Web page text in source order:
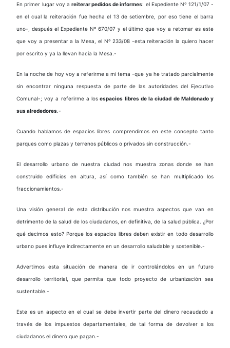
En primer lugar voy a reiterar pedidos de informes: el Expediente Nº 121/1/07 -
en el cual la reiteración fue hecha el 13 de setiembre, por eso tiene el barra
uno-, después el Expediente Nº 670/07 y el último que voy a retomar es este
que voy a presentar a la Mesa, el Nº 233/08 -esta reiteración la quiero hacer
por escrito y ya la llevan hacia la Mesa.-
En la noche de hoy voy a referirme a mi tema -que ya he tratado parcialmente
sin encontrar ninguna respuesta de parte de las autoridades del Ejecutivo
Comunal-; voy a referirme a los espacios libres de la ciudad de Maldonado y
sus alrededores.-
Cuando hablamos de espacios libres comprendimos en este concepto tanto
parques como plazas y terrenos públicos o privados sin construcción.-
El desarrollo urbano de nuestra ciudad nos muestra zonas donde se han
construido edificios en altura, así como también se han multiplicado los
fraccionamientos.-
Una visión general de esta distribución nos muestra aspectos que van en
detrimento de la salud de los ciudadanos, en definitiva, de la salud pública. ¿Por
qué decimos esto? Porque los espacios libres deben existir en todo desarrollo
urbano pues influye indirectamente en un desarrollo saludable y sostenible.-
Advertimos esta situación de manera de ir controlándolos en un futuro
desarrollo territorial, que permita que todo proyecto de urbanización sea
sustentable.-
Este es un aspecto en el cual se debe invertir parte del dinero recaudado a
través de los impuestos departamentales, de tal forma de devolver a los
ciudadanos el dinero que pagan.-